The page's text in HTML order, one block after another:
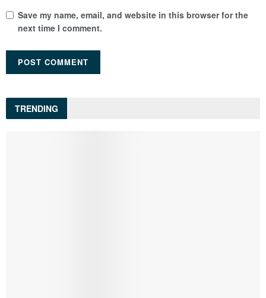
Save my name, email, and website in this browser for the
next time I comment.
TRENDING